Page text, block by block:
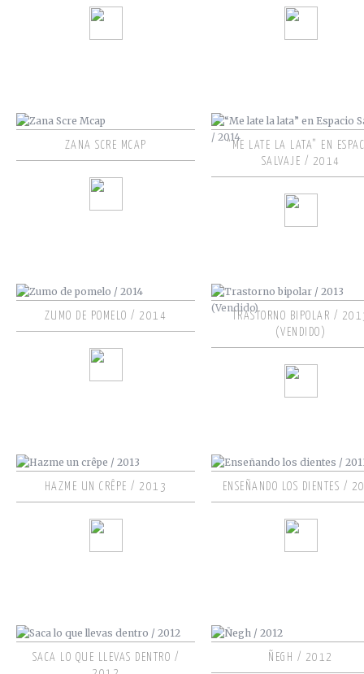
ZANA SCRE MCAP
“ME LATE LA LATA” EN
SALVAJE / 2014
ZUMO DE POMELO / 2014
TRASTORNO BIPOLAR /
(VENDIDO)
HAZME UN CRÊPE / 2013 ENSEÑANDO LOS DIENTES /
SACA LO QUE LLEVAS DENTRO /
ÑEGH / 2012